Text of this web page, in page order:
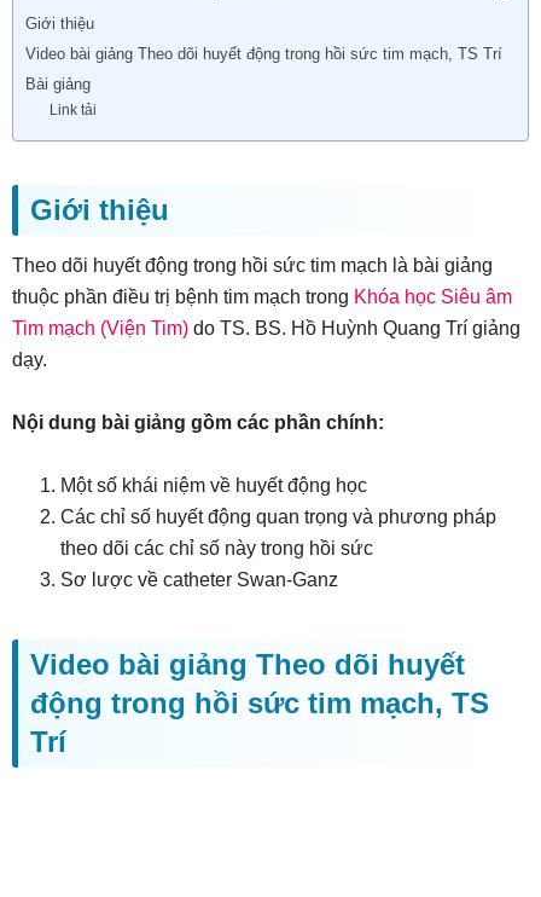
Giới thiệu
Video bài giảng Theo dõi huyết động trong hồi sức tim mạch, TS Trí
Bài giảng
Link tải
Giới thiệu
Theo dõi huyết động trong hồi sức tim mạch là bài giảng
thuộc phần điều trị bệnh tim mạch trong Khóa học Siêu âm
Tim mạch (Viện Tim) do TS. BS. Hồ Huỳnh Quang Trí giảng
dạy.
Nội dung bài giảng gồm các phần chính:
Một số khái niệm về huyết động học
Các chỉ số huyết động quan trọng và phương pháp
theo dõi các chỉ số này trong hồi sức
Sơ lược về catheter Swan-Ganz
Video bài giảng Theo dõi huyết
động trong hồi sức tim mạch, TS
Trí